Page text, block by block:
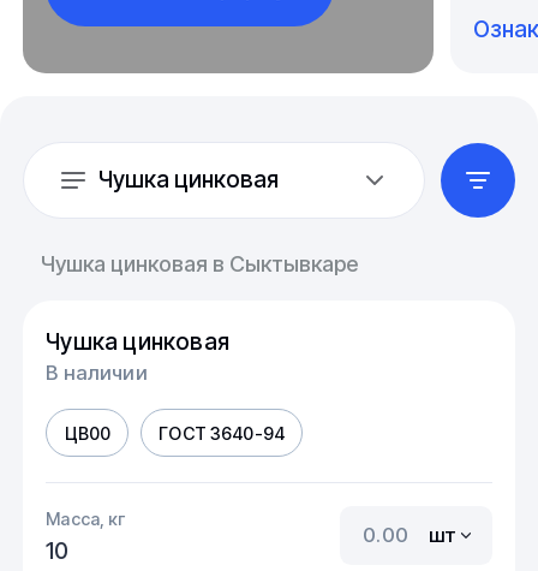
Чушка цинковая
Чушка цинковая в Сыктывкаре
Чушка цинковая
В наличии
ЦВ00 ГОСТ 3640-94
Масса, кг
10
шт